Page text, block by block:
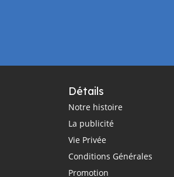
Détails
Notre histoire
La publicité
Vie Privée
Conditions Générales
Promotion